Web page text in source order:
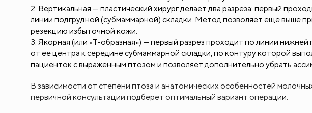
Вертикальная — пластический хирург делает два разреза: первый
линии подгрудной (субмаммарной) складки. Метод позволяет еще выше
резекцию избыточной кожи.
Якорная (или «Т-образная») — первый разрез проходит по линии
от ее центра к середине субмаммарной складки, по контуру которой
пациенток с выраженным птозом и позволяет дополнительно убрать
В зависимости от степени птоза и анатомических особенностей
первичной консультации подберет оптимальный вариант операции.